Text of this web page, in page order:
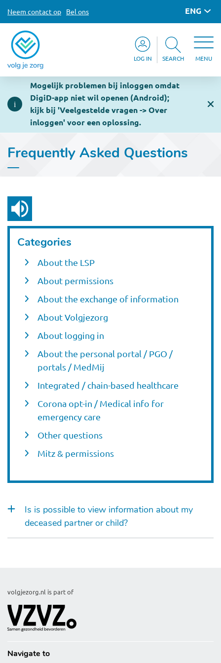
Neem contact op Bel ons ENG
LOG IN SEARCH MENU
Mogelijk problemen bij inloggen omdat
DigiD-app niet wil openen (Android);
kijk bij 'Veelgestelde vragen -> Over
inloggen' voor een oplossing.
Frequently Asked Questions
Categories
About the LSP
About permissions
About the exchange of information
About Volgjezorg
About logging in
About the personal portal / PGO /
portals / MedMij
Integrated / chain-based healthcare
Corona opt-in / Medical info for
emergency care
Other questions
Mitz & permissions
Is is possible to view information about my
deceased partner or child?
volgjezorg.nl is part of
Navigate to